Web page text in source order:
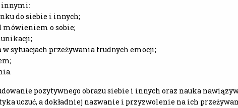
innymi:
do siebie i innych;
o sobie;
w sytuacjach przeżywania trudnych emocji;
pozytywnego obrazu siebie i innych oraz nauka
uczuć, a dokładniej nazwanie i przyzwolenie na ich